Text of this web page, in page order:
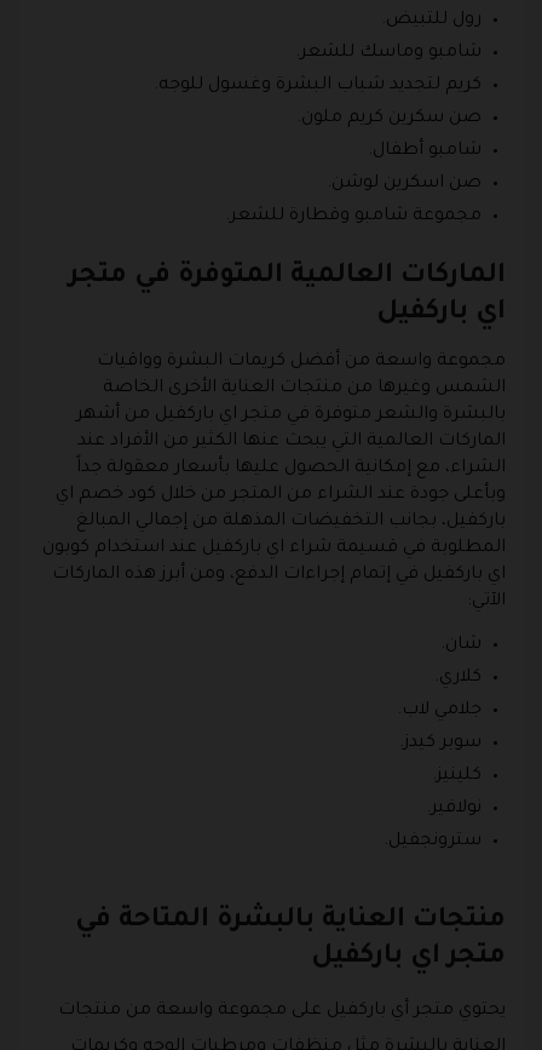
رول للتبيض.
شامبو وماسك للشعر.
كريم لتجديد شباب البشرة وغسول للوجه.
صن سكرين كريم ملون.
شامبو أطفال.
صن اسكرين لوشن.
مجموعة شامبو وقطارة للشعر.
الماركات العالمية المتوفرة في متجر
اي باركفيل
مجموعة واسعة من أفضل كريمات البشرة وواقيات
الشمس وغيرها من منتجات العناية الأخرى الخاصة
بالبشرة والشعر متوفرة في متجر اي باركفيل من أشهر
الماركات العالمية التي يبحث عنها الكثير من الأفراد عند
الشراء، مع إمكانية الحصول عليها بأسعار معقولة جداً
وبأعلى جودة عند الشراء من المتجر من خلال كود خصم اي
باركفيل، بجانب التخفيضات المذهلة من إجمالي المبالغ
المطلوبة في قسيمة شراء اي باركفيل عند استخدام كوبون
اي باركفيل في إتمام إجراءات الدفع، ومن أبرز هذه الماركات
الآتي:
شان.
كلاري.
جلامي لاب.
سوبر كيدز.
كلينيز.
نولافير.
سترونجفيل.
منتجات العناية بالبشرة المتاحة في
متجر اي باركفيل
يحتوي متجر أي باركفيل على مجموعة واسعة من منتجات